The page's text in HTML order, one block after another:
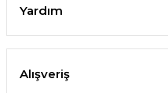
Yardım
Alışveriş